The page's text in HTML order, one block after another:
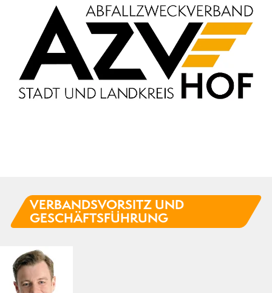
VERBANDSVORSITZ UND
GESCHÄFTSFÜHRUNG